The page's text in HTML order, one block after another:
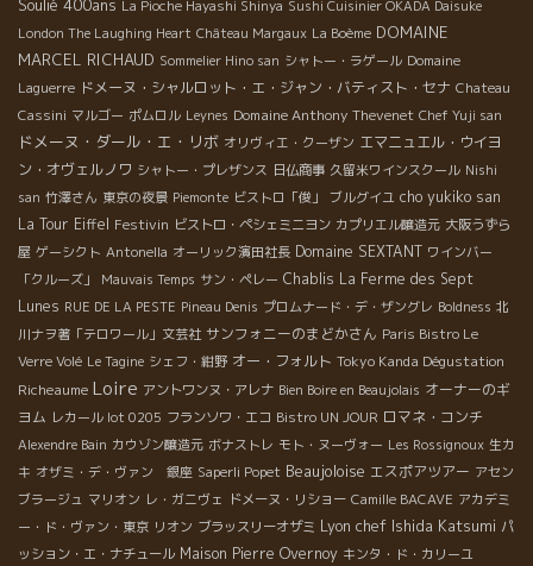
Soulié 400ans La Pioche Hayashi Shinya Sushi Cuisinier OKADA Daisuke
London The Laughing Heart Château Margaux La Boème DOMAINE
MARCEL RICHAUD Sommelier Hino san シャトー・ラゲール Domaine
Laguerre ドメーヌ・シャルロット・エ・ジャン・バティスト・セナ Chateau
Cassini マルゴー ポムロル Leynes Domaine Anthony Thevenet Chef Yuji san
ドメーヌ・ダール・エ・リボ オリヴィエ・クーザン エマニュエル・ウイヨ
ン・オヴェルノワ シャトー・プレザンス 日仏商事 久留米ワインスクール Nishi
san 竹澤さん 東京の夜景 Piemonte ビストロ「俊」 ブルグイユ cho yukiko san
La Tour Eiffel Festivin ビストロ・ペシェミニヨン カプリエル醸造元 大阪うずら
屋 ゲーシクト Antonella オーリック濱田社長 Domaine SEXTANT ワインバー
「クルーズ」
Mauvais Temps サン・ペレー Chablis La Ferme des Sept
Lunes RUE DE LA PESTE Pineau Denis プロムナード・デ・ザングレ Boldness 北
川ナヲ著「テロワール」文芸社 サンフォニーのまどかさん Paris Bistro Le
Verre Volé Le Tagine シェフ・紺野 オー・フォルト Tokyo Kanda Dégustation
Richeaume Loire アントワンヌ・アレナ Bien Boire en Beaujolais オーナーのギ
ヨム レカール lot 0205 フランソワ・エコ Bistro UN JOUR ロマネ・コンチ
Alexendre Bain カウゾン醸造元 ボナストレ モト・ヌーヴォー Les Rossignoux 生カ
キ オザミ・デ・ヴァン 銀座 Saperli Popet Beaujoloise エスポアツアー アセン
ブラージュ マリオン レ・ガニヴェ ドメーヌ・リショー Camille BACAVE アカデミ
ー・ド・ヴァン・東京 リオン ブラッスリーオザミ Lyon chef Ishida Katsumi パ
ッション・エ・ナチュール Maison Pierre Overnoy キンタ・ド・カリーユ